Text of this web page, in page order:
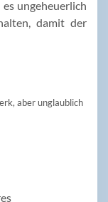
ungeheuerlich
damit der
aber unglaublich